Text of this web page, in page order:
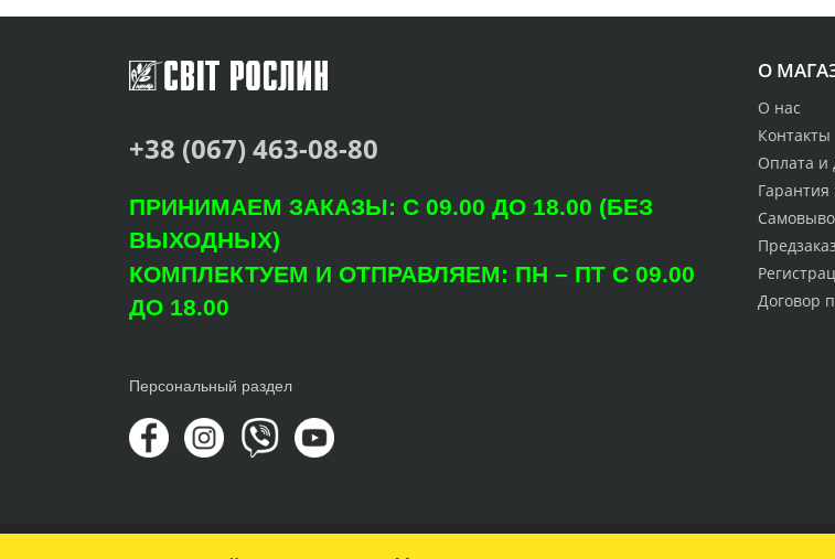
О
О нас
Контакты
Оплата и
Гарантия
Договор
+38 (067) 463-08-80
ПРИНИМАЕМ ЗАКАЗЫ: С 09.00 ДО 18.00 (БЕЗ
ВЫХОДНЫХ)
КОМПЛЕКТУЕМ И ОТПРАВЛЯЕМ: ПН – ПТ С 09.00
ДО 18.00
Персональный раздел